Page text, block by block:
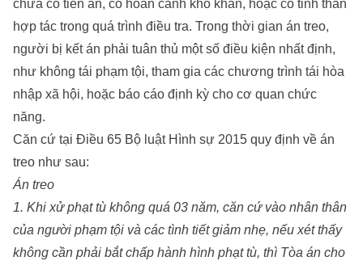
chưa có tiền án, có hoàn cảnh khó khăn, hoặc có tinh thần
hợp tác trong quá trình điều tra. Trong thời gian án treo,
người bị kết án phải tuân thủ một số điều kiện nhất định,
như không tái phạm tội, tham gia các chương trình tái hòa
nhập xã hội, hoặc báo cáo định kỳ cho cơ quan chức
năng.
Căn cứ tại Điều 65 Bộ luật Hình sự 2015 quy định về án
treo như sau:
Án treo
1. Khi xử phạt tù không quá 03 năm, căn cứ vào nhân thân
của người phạm tội và các tình tiết giảm nhẹ, nếu xét thấy
không cần phải bắt chấp hành hình phạt tù, thì Tòa án cho